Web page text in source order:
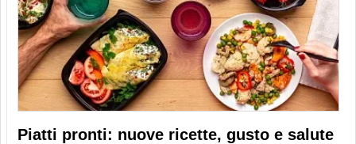
Piatti pronti: nuove ricette, gusto e salute